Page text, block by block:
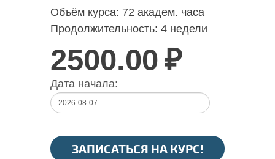
Объём курса: 72 академ. часа
Продолжительность: 4 недели
2500.00 ₽
Дата начала:
ЗАПИСАТЬСЯ НА КУРС!